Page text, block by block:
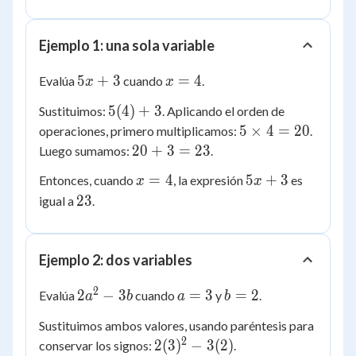
Ejemplo 1: una sola variable
Evalúa 5x
3
5x + 3 cuando x
4
x = 4
Sustituimos: 5(4)
+ 3
5(4) + 3 . Aplicando el orden de
operaciones, primero multiplicamos: 5
20
5 × 4 = 20
Luego sumamos: 20
3
20 + 3 = 23
Entonces, cuando x
x = 4 , la expresión 5x
5x + 3 es
igual a 23
23
Ejemplo 2: dos variables
Evalúa 2a^2
2a2 − 3bcuando a
3
a = 3 yb
2
b = 2
Sustituimos ambos valores, usando paréntesis para
conservar los signos: 2(3)^2
2(3)2 − 3(2)